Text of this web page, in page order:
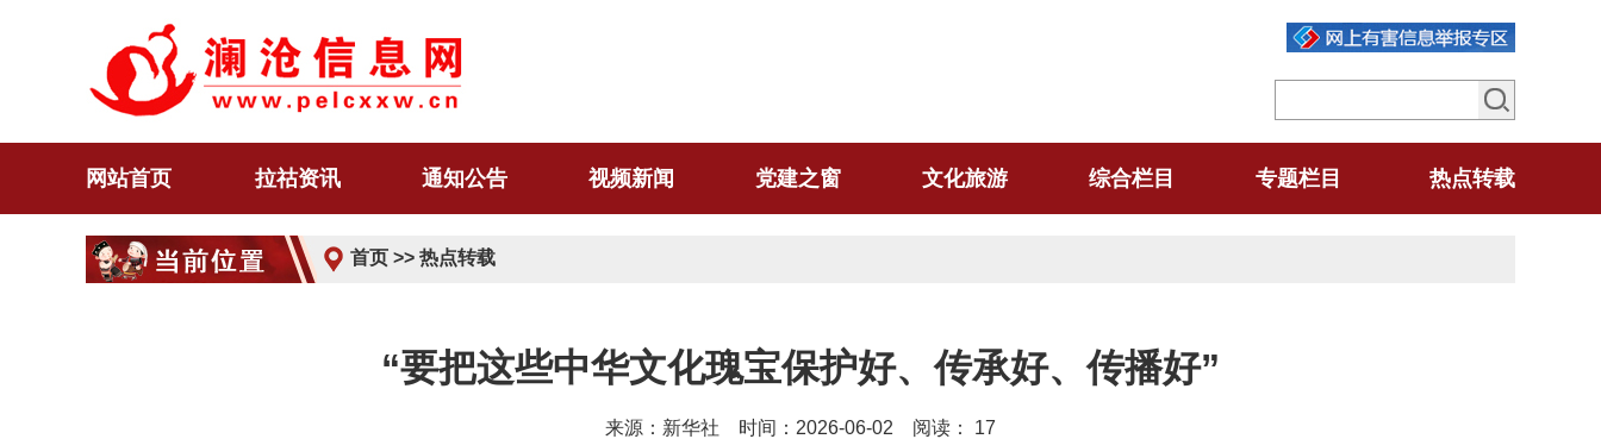
网站首页 拉祜资讯 通知公告 视频新闻 党建之窗 文化旅游 综合栏目 专题栏目 热点转载
首页 >> 热点转载
“要把这些中华文化瑰宝保护好、传承好、传播好”
来源：新华社 时间：2026-06-02 阅读： 17